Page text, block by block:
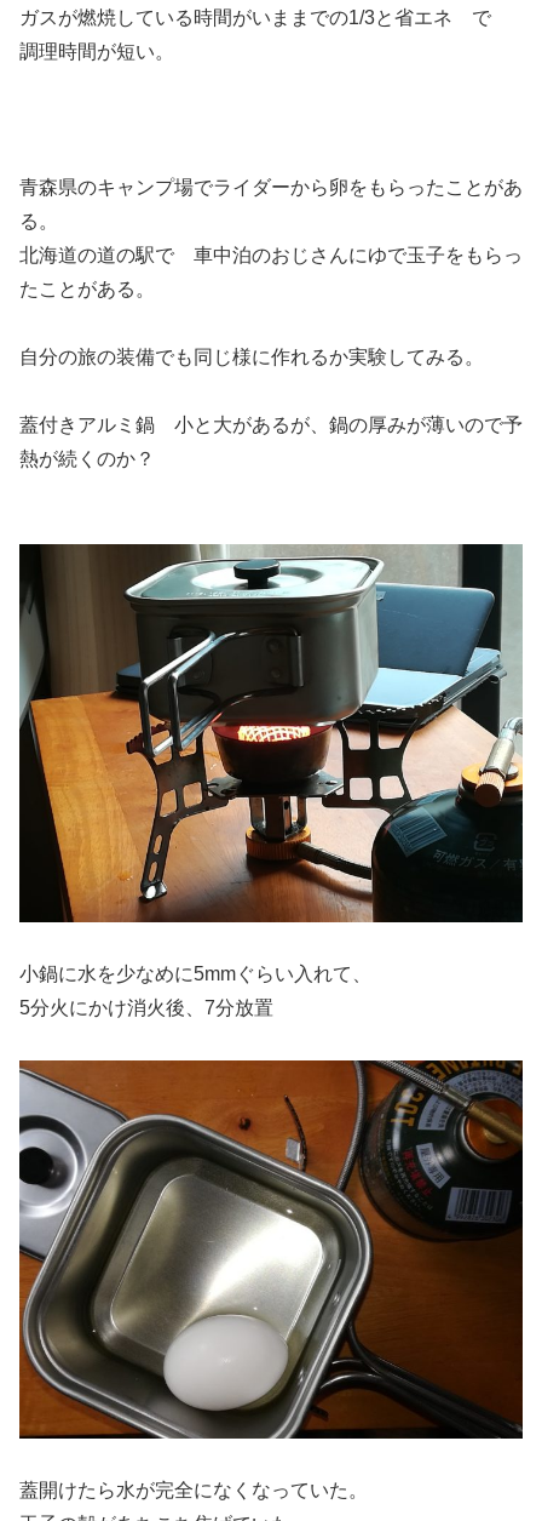
ガスが燃焼している時間がいままでの1/3と省エネ で
調理時間が短い。
青森県のキャンプ場でライダーから卵をもらったことがあ
る。
北海道の道の駅で 車中泊のおじさんにゆで玉子をもらっ
たことがある。
自分の旅の装備でも同じ様に作れるか実験してみる。
蓋付きアルミ鍋 小と大があるが、鍋の厚みが薄いので予
熱が続くのか？
小鍋に水を少なめに5mmぐらい入れて、
5分火にかけ消火後、7分放置
蓋開けたら水が完全になくなっていた。